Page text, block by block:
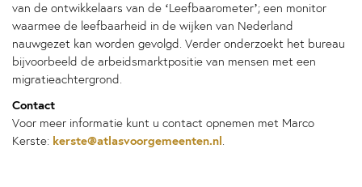
van de ontwikkelaars van de ‘Leefbaarometer’; een monitor
waarmee de leefbaarheid in de wijken van Nederland
nauwgezet kan worden gevolgd. Verder onderzoekt het bureau
bijvoorbeeld de arbeidsmarktpositie van mensen met een
migratieachtergrond.
Contact
Voor meer informatie kunt u contact opnemen met Marco
Kerste: kerste@atlasvoorgemeenten.nl.